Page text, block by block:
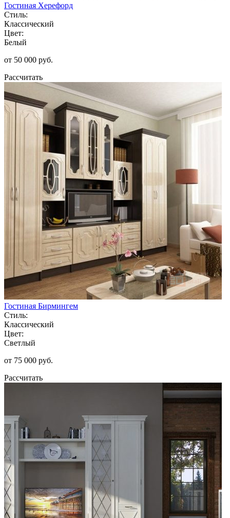
Гостиная Херефорд
Стиль:
Классический
Цвет:
Белый
от 50 000 руб.
Рассчитать
Гостиная Бирмингем
Стиль:
Классический
Цвет:
Светлый
от 75 000 руб.
Рассчитать